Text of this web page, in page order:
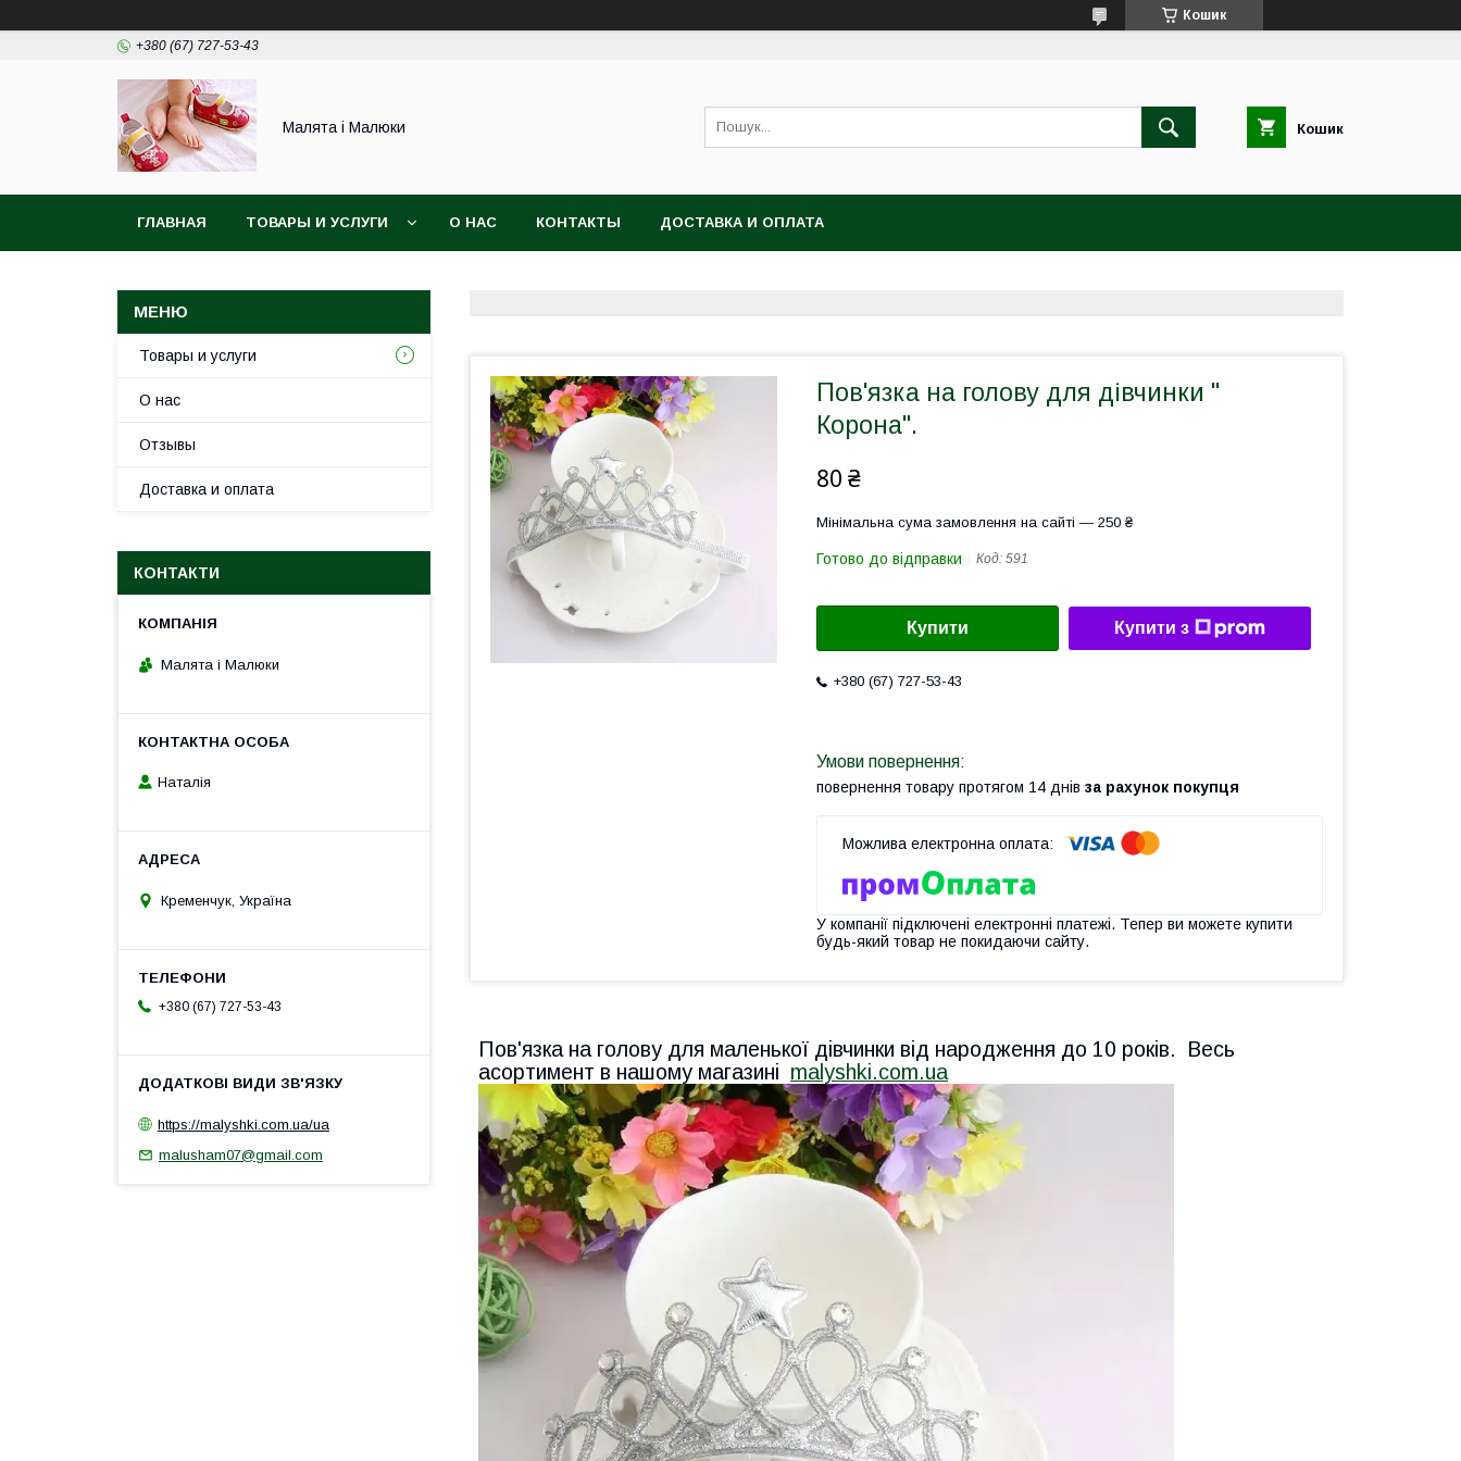
Кошик
+380 (67) 727-53-43
Малята і Малюки Кошик
ГЛАВНАЯ ТОВАРЫ И УСЛУГИ О НАС КОНТАКТЫ ДОСТАВКА И ОПЛАТА
Пов'язка на голову для дівчинки "
Корона".
80 ₴
Мінімальна сума замовлення на сайті — 250 ₴
Готово до відправки Код: 591
Купити Купити з
+380 (67) 727-53-43
повернення товару протягом 14 днів за рахунок покупця
У компанії підключені електронні платежі. Тепер ви можете купити
будь-який товар не покидаючи сайту.
Пов'язка на голову для маленької дівчинки від народження до 10 років. Весь
асортимент в нашому магазині malyshki.com.ua
Товары и услуги
О нас
Отзывы
Доставка и оплата
КОНТАКТИ
Малята і Малюки
Наталія
Кременчук, Україна
+380 (67) 727-53-43
https://malyshki.com.ua/ua
malusham07@gmail.com